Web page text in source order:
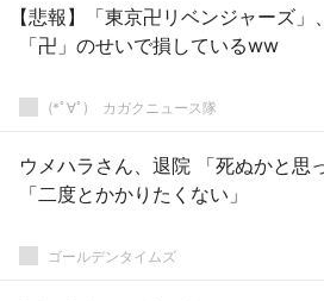
【悲報】「東京卍リベンジャーズ」
「卍」のせいで損しているww
(*ﾟ∀ﾟ)ゞカガクニュース隊
ウメハラさん、退院 「死ぬかと思
「二度とかかりたくない」
ゴールデンタイムズ